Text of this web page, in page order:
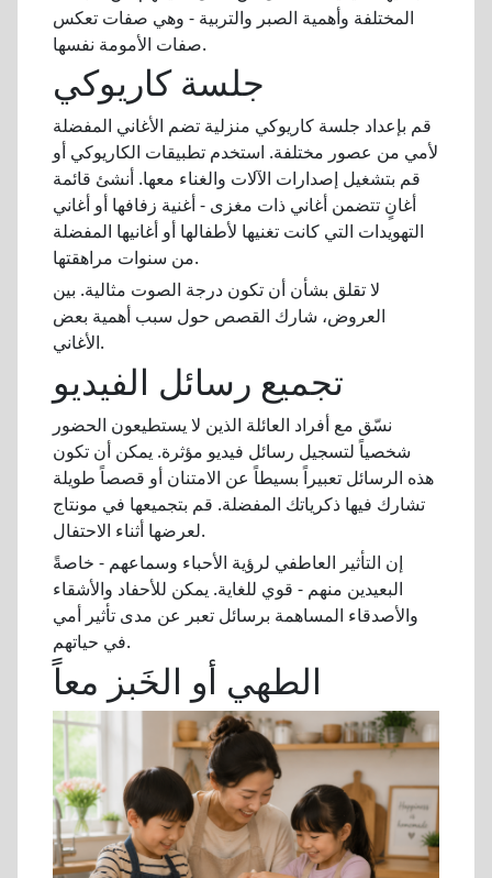
المختلفة وأهمية الصبر والتربية - وهي صفات تعكس
صفات الأمومة نفسها.
جلسة كاريوكي
قم بإعداد جلسة كاريوكي منزلية تضم الأغاني المفضلة
لأمي من عصور مختلفة. استخدم تطبيقات الكاريوكي أو
قم بتشغيل إصدارات الآلات والغناء معها. أنشئ قائمة
أغانٍ تتضمن أغاني ذات مغزى - أغنية زفافها أو أغاني
التهويدات التي كانت تغنيها لأطفالها أو أغانيها المفضلة
من سنوات مراهقتها.
لا تقلق بشأن أن تكون درجة الصوت مثالية. بين
العروض، شارك القصص حول سبب أهمية بعض
الأغاني.
تجميع رسائل الفيديو
نسّق مع أفراد العائلة الذين لا يستطيعون الحضور
شخصياً لتسجيل رسائل فيديو مؤثرة. يمكن أن تكون
هذه الرسائل تعبيراً بسيطاً عن الامتنان أو قصصاً طويلة
تشارك فيها ذكرياتك المفضلة. قم بتجميعها في مونتاج
لعرضها أثناء الاحتفال.
إن التأثير العاطفي لرؤية الأحباء وسماعهم - خاصةً
البعيدين منهم - قوي للغاية. يمكن للأحفاد والأشقاء
والأصدقاء المساهمة برسائل تعبر عن مدى تأثير أمي
في حياتهم.
الطهي أو الخَبز معاً